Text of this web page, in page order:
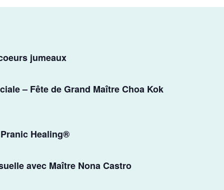
jumeaux
– Fête de Grand Maître Choa Kok
Healing®
avec Maître Nona Castro